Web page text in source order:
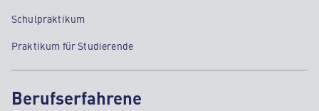
Schulpraktikum
Praktikum für Studierende
Berufserfahrene